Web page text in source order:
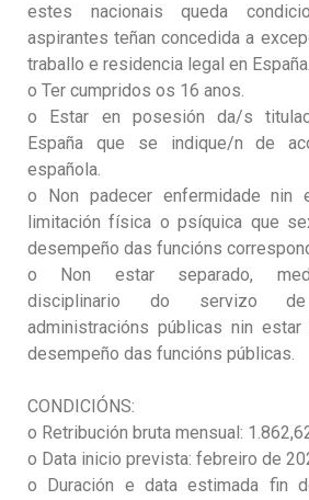
estes nacionais queda
aspirantes teñan concedida a
traballo e residencia legal en España.
o Ter cumpridos os 16 anos.
o Estar en posesión da/s
España que se indique/n de
española.
o Non padecer enfermidade nin
limitación física o psíquica que
desempeño das funcións
o Non estar separado,
disciplinario do servizo
administracións públicas nin
desempeño das funcións públicas.
CONDICIÓNS:
o Retribución bruta mensual:
o Data inicio prevista: febreiro de
o Duración e data estimada fin